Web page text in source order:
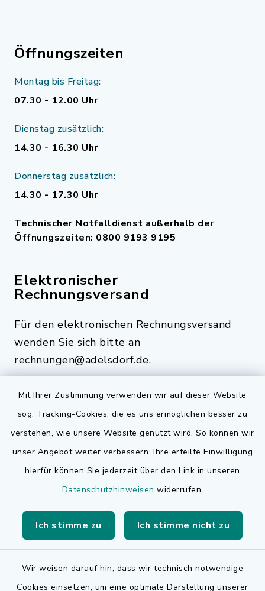
Mit Ihrer Zustimmung verwenden wir auf dieser Website
sog. Tracking-Cookies, die es uns ermöglichen besser zu
verstehen, wie unsere Website genutzt wird. So können wir
unser Angebot weiter verbessern. Ihre erteilte Einwilligung
hierfür können Sie jederzeit über den Link in unseren
Datenschutzhinweisen widerrufen.
Ich stimme zu Ich stimme nicht zu
Wir weisen darauf hin, dass wir technisch notwendige
Cookies einsetzen, um eine optimale Darstellung unserer
Öffnungszeiten
Montag bis Freitag:
07.30 - 12.00 Uhr
Dienstag zusätzlich:
14.30 - 16.30 Uhr
Donnerstag zusätzlich:
14.30 - 17.30 Uhr
Technischer Notfalldienst außerhalb der
Öffnungszeiten: 0800 9193 9195
Elektronischer
Rechnungsversand
Für den elektronischen Rechnungsversand
wenden Sie sich bitte an
rechnungen@adelsdorf.de.
Quicklinks
Bauen in Adelsdorf
BayernPortal
Landkreis Erlangen-Höchstadt